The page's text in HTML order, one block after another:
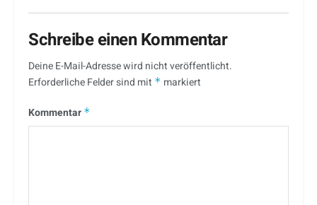
Schreibe einen Kommentar
Deine E-Mail-Adresse wird nicht veröffentlicht.
Erforderliche Felder sind mit * markiert
Kommentar *